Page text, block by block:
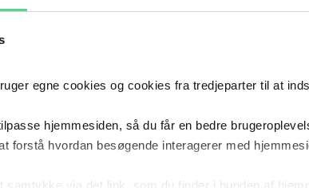
egne cookies og cookies fra tredjeparter til at
hjemmesiden, så du får en bedre
forstå hvordan besøgende interagerer med
en gennemgang af reguleringen af
i Folketinget den 20. maj 2025.
nærmere på, hvilke rettigheder og